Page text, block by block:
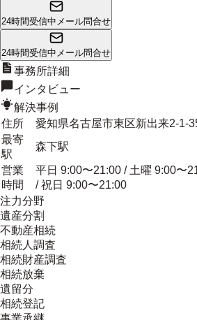
24時間受信中 メール問合せ
24時間受信中 メール問合せ
事務所詳細
インタビュー
解決事例
住所
愛知県名古屋市東区新出来2-1-
最寄
駅
森下駅
営業
時間
平日 9:00〜21:00 / 土曜 9:00〜
/ 祝日 9:00〜21:00
注力分野
遺産分割
不動産相続
相続人調査
相続財産調査
相続放棄
遺留分
相続登記